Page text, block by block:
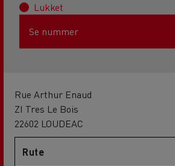
Lukket
Se nummer
Rue Arthur Enaud
ZI Tres Le Bois
22602 LOUDEAC
Rute